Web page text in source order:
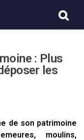
: Plus
les
de son patrimoine
moulins,